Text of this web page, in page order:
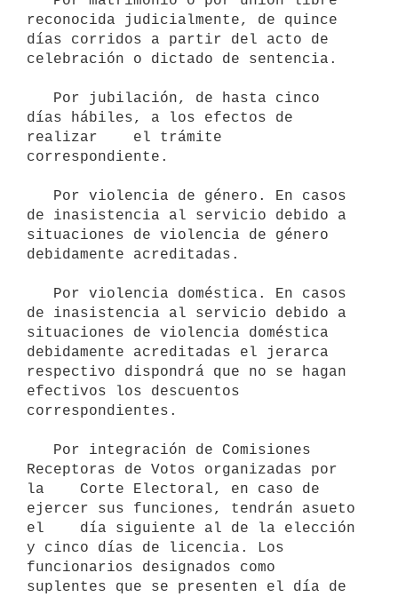
reconocida judicialmente, de quince
días corridos a partir del acto de
celebración o dictado de sentencia.
días hábiles, a los efectos de
realizar    el trámite
correspondiente.
de inasistencia al servicio debido a
situaciones de violencia de género
debidamente acreditadas.
de inasistencia al servicio debido a
situaciones de violencia doméstica
debidamente acreditadas el jerarca
respectivo dispondrá que no se hagan
efectivos los descuentos
correspondientes.
Receptoras de Votos organizadas por
la    Corte Electoral, en caso de
ejercer sus funciones, tendrán asueto
el    día siguiente al de la elección
y cinco días de licencia. Los
funcionarios designados como
suplentes que se presenten el día de